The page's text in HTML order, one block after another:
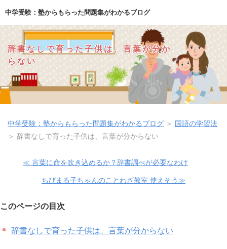
中学受験：塾からもらった問題集がわかるブログ
辞書なしで育った子供は、言葉が分か
らない
中学受験：塾からもらった問題集がわかるブログ ＞
国語の学習法
＞ 辞書なしで育った子供は、言葉が分からない
≪ 言葉に命を吹き込めるか？辞書調べが必要なわけ
ちびまる子ちゃんのことわざ教室 使えそう≫
このページの目次
辞書なしで育った子供は、言葉が分からない